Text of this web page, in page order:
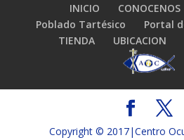
INICIO CONOCENOS
Poblado Tartésico
Portal
TIENDA
UBICACION
Copyright © 2017|Centro